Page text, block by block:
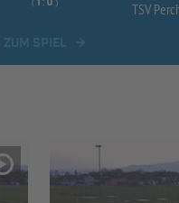
(  :  ) TSV